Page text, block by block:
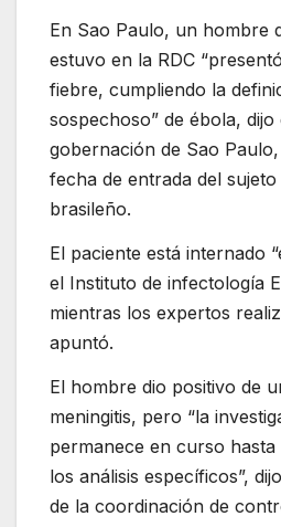
En Sao Paulo, un hombre
estuvo en la RDC
fiebre, cumpliendo la
sospechoso” de ébola,
gobernación de Sao
fecha de entrada del
brasileño.
El paciente está internado
el Instituto de infectología
mientras los expertos
apuntó.
El hombre dio positivo de
meningitis, pero “la
permanece en curso
los análisis específicos”,
de la coordinación de